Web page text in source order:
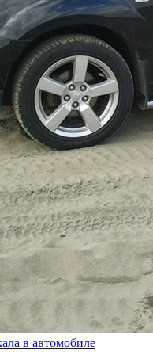
в автомобиле